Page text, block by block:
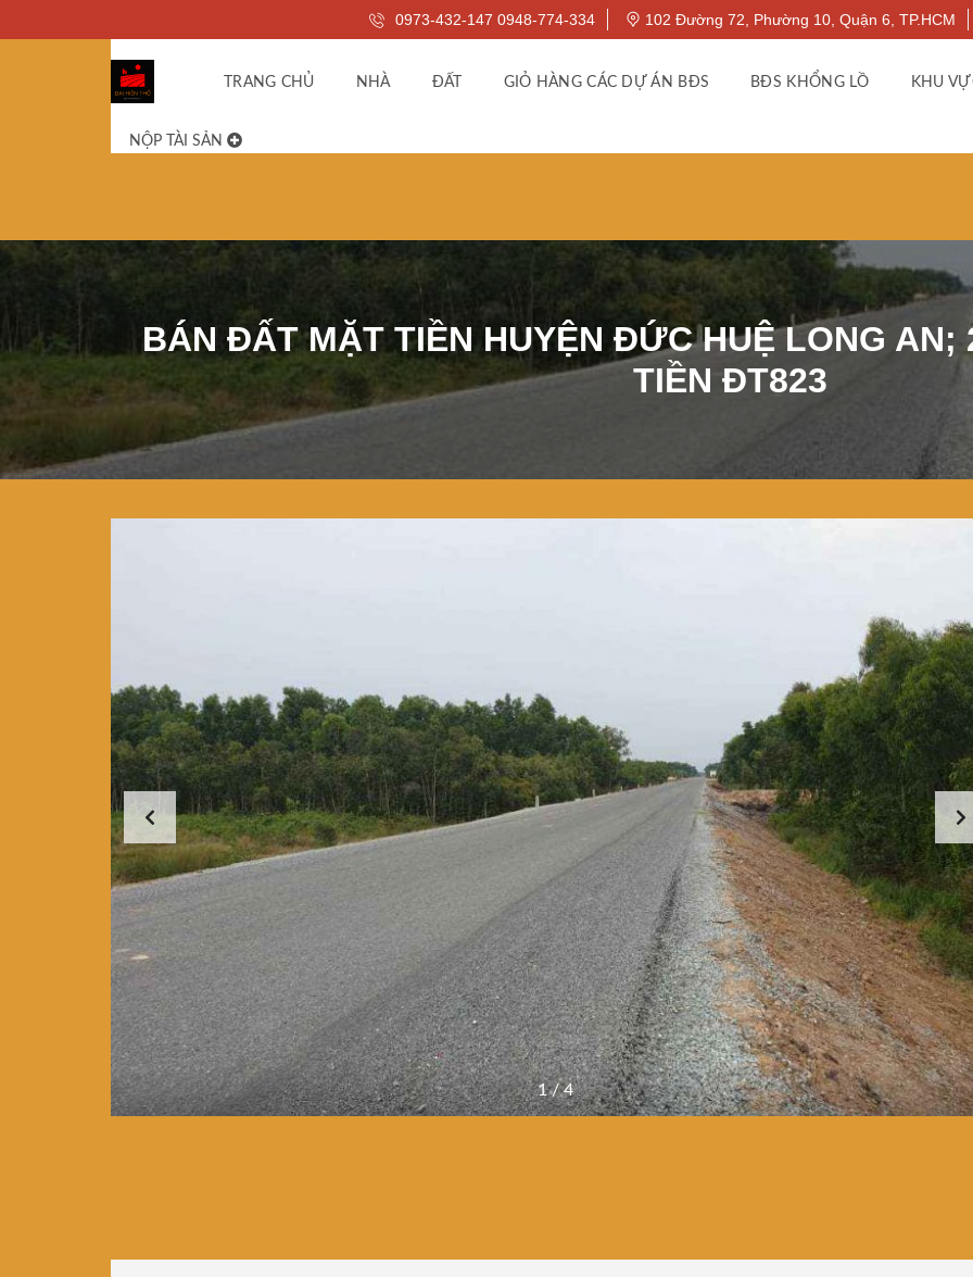
0973-432-147 0948-774-334 102 Đường 72, Phường 10, Quận 6, TP.HCM
TRANG CHỦ NHÀ ĐẤT GIỎ HÀNG CÁC DỰ ÁN BĐS BĐS KHỔNG LỒ KHU
NỘP TÀI SẢN
BÁN ĐẤT MẶT TIỀN HUYỆN ĐỨC HUỆ LONG AN;
TIỀN ĐT823
1/4